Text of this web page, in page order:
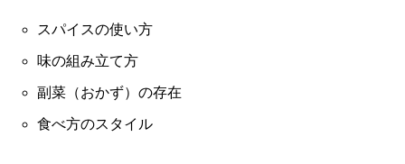
スパイスの使い方
味の組み立て方
副菜（おかず）の存在
食べ方のスタイル